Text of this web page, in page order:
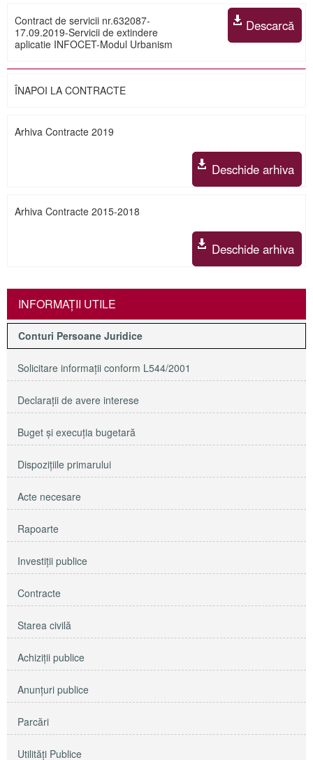
Contract de servicii nr.632087-
17.09.2019-Servicii de extindere
aplicatie INFOCET-Modul Urbanism
Descarcă
ÎNAPOI LA CONTRACTE
Arhiva Contracte 2019
Deschide arhiva
Arhiva Contracte 2015-2018
Deschide arhiva
INFORMAŢII UTILE
Conturi Persoane Juridice
Solicitare informaţii conform L544/2001
Declaraţii de avere interese
Buget şi execuţia bugetară
Dispoziţiile primarului
Acte necesare
Rapoarte
Investiţii publice
Contracte
Starea civilă
Achiziţii publice
Anunţuri publice
Parcări
Utilităţi Publice